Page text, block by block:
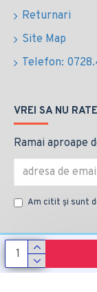
Returnari
Site Map
Telefon:
VREI SA NU
Ramai aproape
Am citit şi sunt